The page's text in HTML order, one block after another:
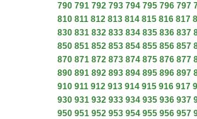
790 791 792 793 794 795 796 797
810 811 812 813 814 815 816 817
830 831 832 833 834 835 836 837
850 851 852 853 854 855 856 857
870 871 872 873 874 875 876 877
890 891 892 893 894 895 896 897
910 911 912 913 914 915 916 917
930 931 932 933 934 935 936 937
950 951 952 953 954 955 956 957